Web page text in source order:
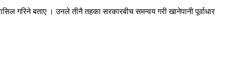
गरिने बताए । उनले तीनै तहका सरकारबीच समन्वय गरी खानेपानी पूर्वाधार